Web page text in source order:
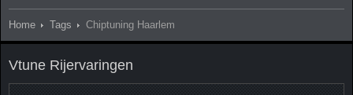
Home Tags Chiptuning Haarlem
Vtune Rijervaringen